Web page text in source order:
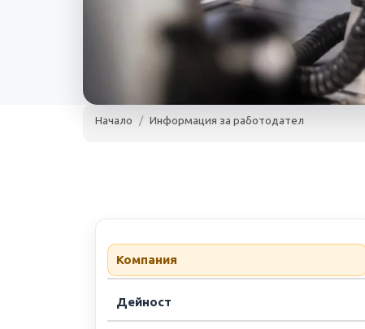
Начало Информация за работодател
Компания
Дейност